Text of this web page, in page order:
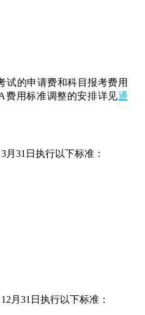
试的申请费和科目报考费用
费用标准调整的安排详见通
月31日 执行以下标准：
月31日执行以下标准：